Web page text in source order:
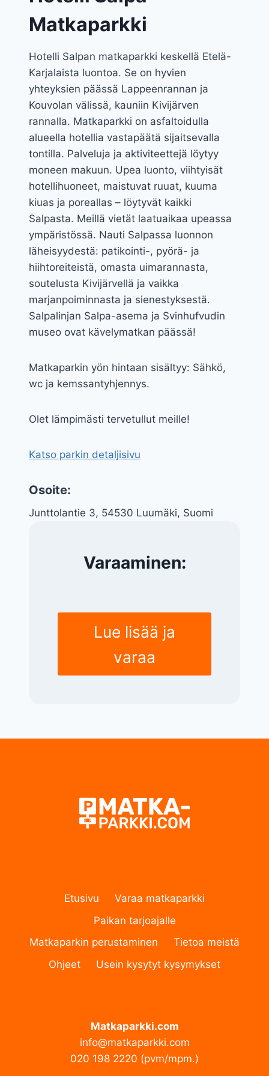
Matkaparkki
Hotelli Salpan matkaparkki keskellä Etelä-
Karjalaista luontoa. Se on hyvien
yhteyksien päässä Lappeenrannan ja
Kouvolan välissä, kauniin Kivijärven
rannalla. Matkaparkki on asfaltoidulla
alueella hotellia vastapäätä sijaitsevalla
tontilla. Palveluja ja aktiviteettejä löytyy
moneen makuun. Upea luonto, viihtyisät
hotellihuoneet, maistuvat ruuat, kuuma
kiuas ja poreallas – löytyvät kaikki
Salpasta. Meillä vietät laatuaikaa upeassa
ympäristössä. Nauti Salpassa luonnon
läheisyydestä: patikointi-, pyörä- ja
hiihtoreiteistä, omasta uimarannasta,
soutelusta Kivijärvellä ja vaikka
marjanpoiminnasta ja sienestyksestä.
Salpalinjan Salpa-asema ja Svinhufvudin
museo ovat kävelymatkan päässä!
Matkaparkin yön hintaan sisältyy: Sähkö,
wc ja kemssantyhjennys.
Olet lämpimästi tervetullut meille!
Katso parkin detaljisivu
Osoite:
Junttolantie 3, 54530 Luumäki, Suomi
Varaaminen:
Lue lisää ja
varaa
Etusivu
Varaa matkaparkki
Paikan tarjoajalle
Matkaparkin perustaminen
Tietoa meistä
Ohjeet
Usein kysytyt kysymykset
Matkaparkki.com
info@matkaparkki.com
020 198 2220 (pvm/mpm.)